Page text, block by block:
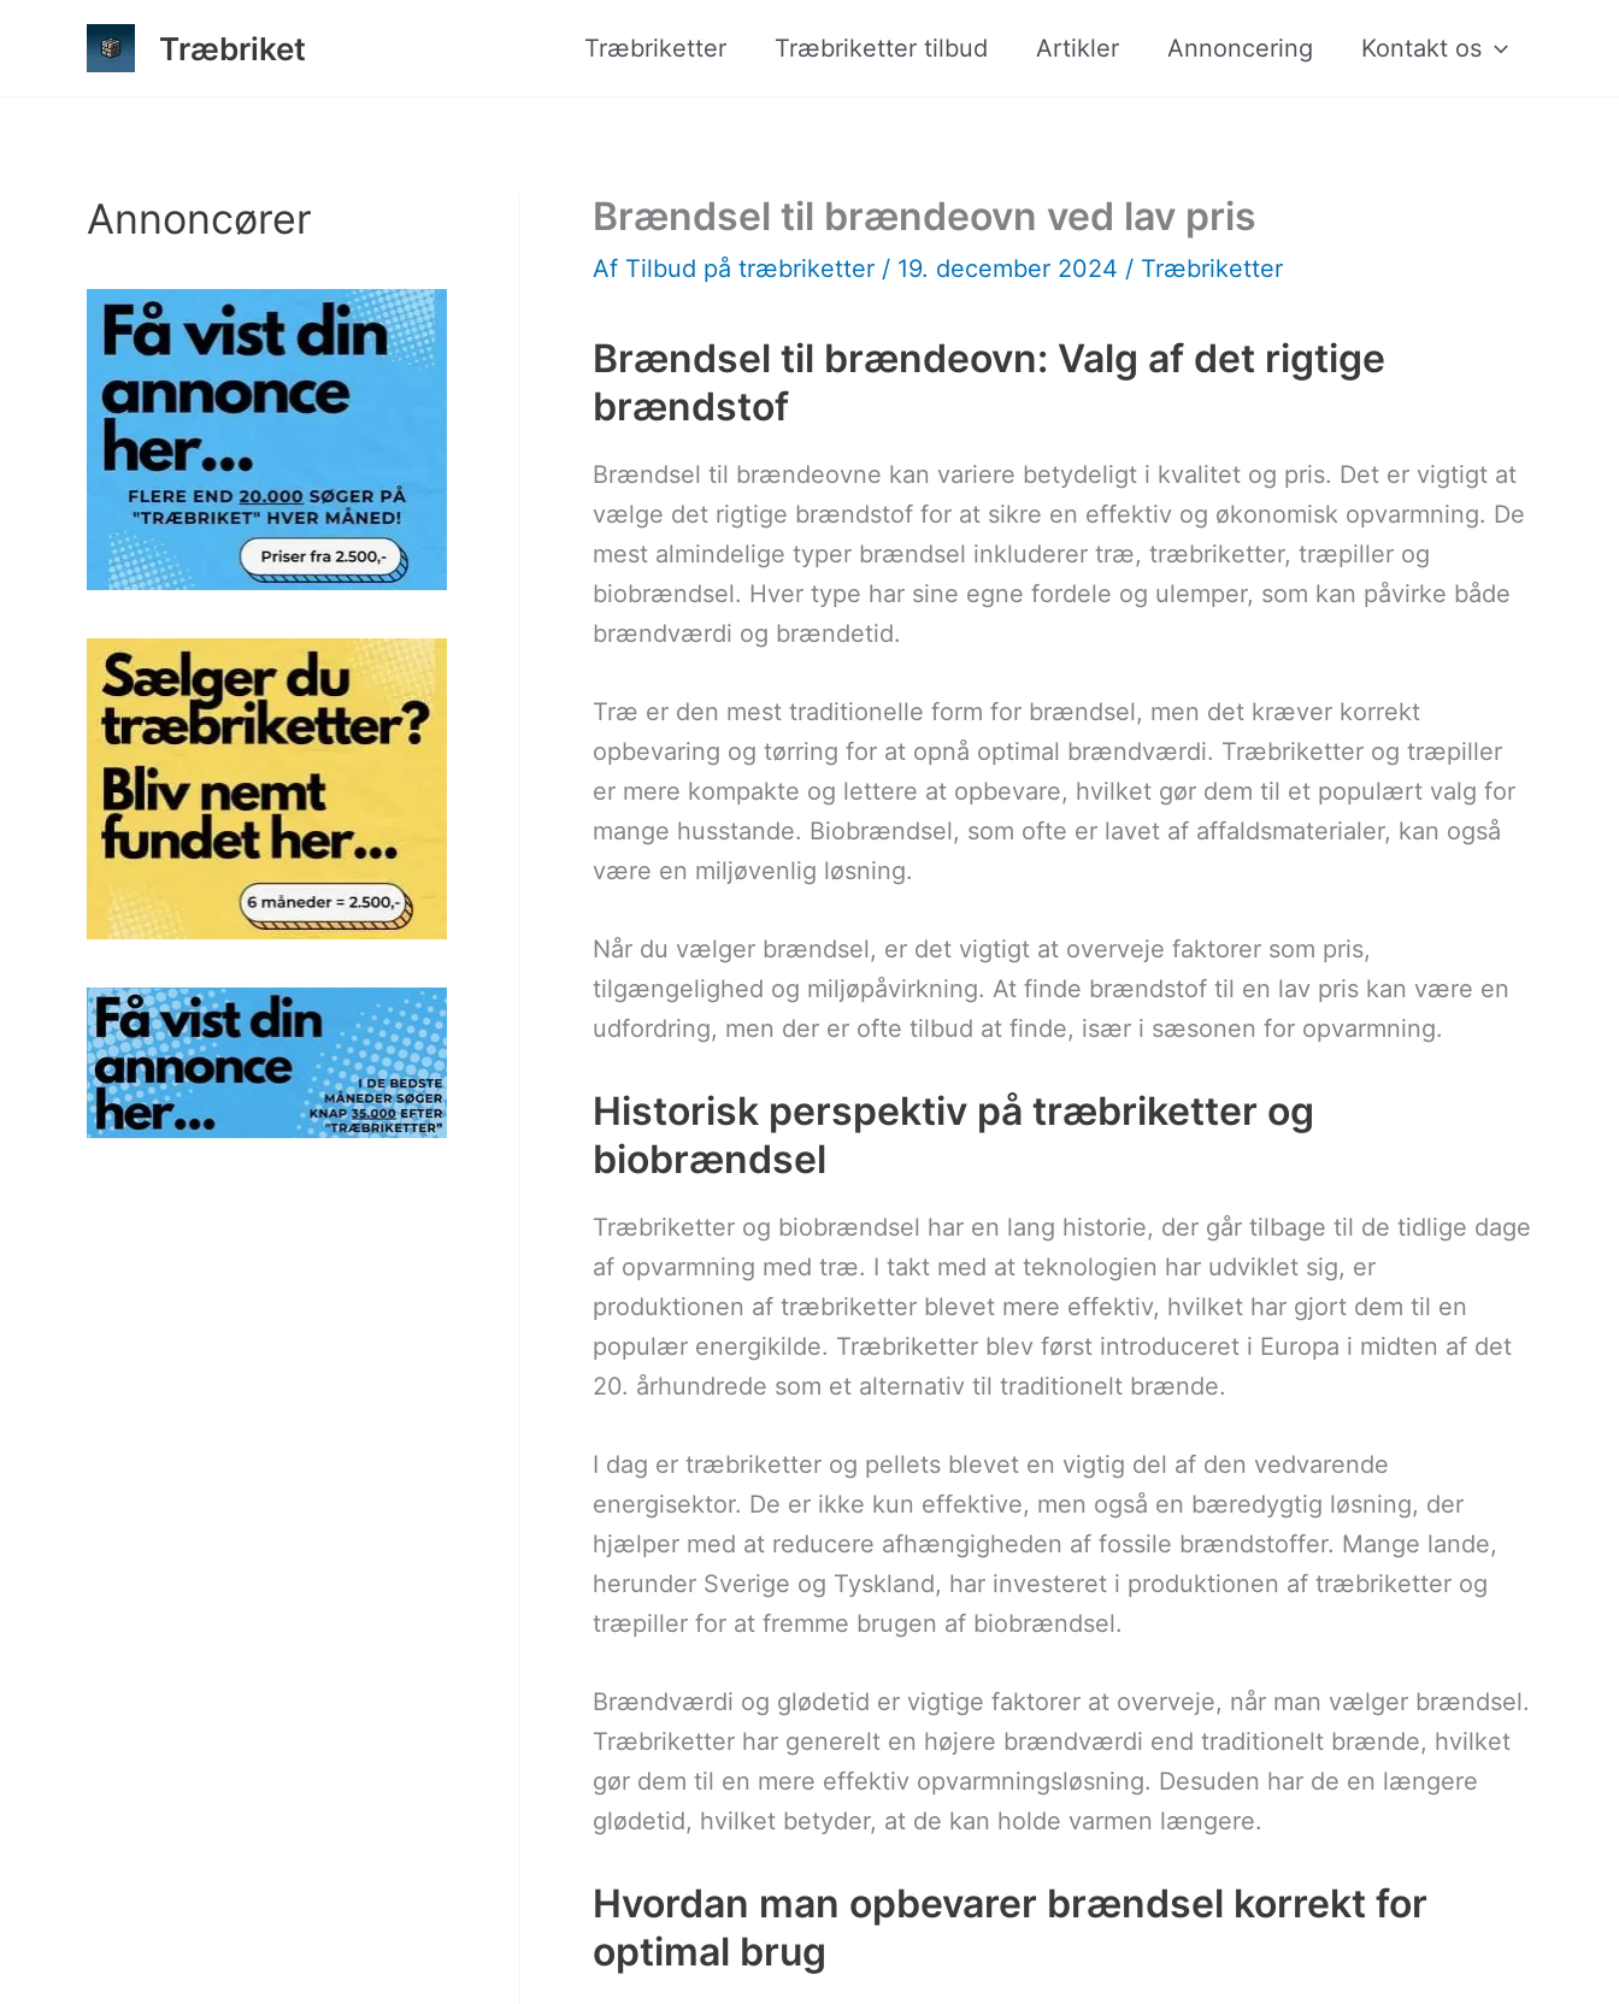
Træbriket Træbriketter Træbriketter tilbud Artikler Annoncering Kontakt os
Annoncører Brændsel til brændeovn ved lav pris
Af Tilbud på træbriketter / 19. december 2024 / Træbriketter
Brændsel til brændeovn: Valg af det rigtige
brændstof
Brændsel til brændeovne kan variere betydeligt i kvalitet og pris. Det er vigtigt at
vælge det rigtige brændstof for at sikre en effektiv og økonomisk opvarmning. De
mest almindelige typer brændsel inkluderer træ, træbriketter, træpiller og
biobrændsel. Hver type har sine egne fordele og ulemper, som kan påvirke både
brændværdi og brændetid.
Træ er den mest traditionelle form for brændsel, men det kræver korrekt
opbevaring og tørring for at opnå optimal brændværdi. Træbriketter og træpiller
er mere kompakte og lettere at opbevare, hvilket gør dem til et populært valg for
mange husstande. Biobrændsel, som ofte er lavet af affaldsmaterialer, kan også
være en miljøvenlig løsning.
Når du vælger brændsel, er det vigtigt at overveje faktorer som pris,
tilgængelighed og miljøpåvirkning. At finde brændstof til en lav pris kan være en
udfordring, men der er ofte tilbud at finde, især i sæsonen for opvarmning.
Historisk perspektiv på træbriketter og
biobrændsel
Træbriketter og biobrændsel har en lang historie, der går tilbage til de tidlige dage
af opvarmning med træ. I takt med at teknologien har udviklet sig, er
produktionen af træbriketter blevet mere effektiv, hvilket har gjort dem til en
populær energikilde. Træbriketter blev først introduceret i Europa i midten af det
20. århundrede som et alternativ til traditionelt brænde.
I dag er træbriketter og pellets blevet en vigtig del af den vedvarende
energisektor. De er ikke kun effektive, men også en bæredygtig løsning, der
hjælper med at reducere afhængigheden af fossile brændstoffer. Mange lande,
herunder Sverige og Tyskland, har investeret i produktionen af træbriketter og
træpiller for at fremme brugen af biobrændsel.
Brændværdi og glødetid er vigtige faktorer at overveje, når man vælger brændsel.
Træbriketter har generelt en højere brændværdi end traditionelt brænde, hvilket
gør dem til en mere effektiv opvarmningsløsning. Desuden har de en længere
glødetid, hvilket betyder, at de kan holde varmen længere.
Hvordan man opbevarer brændsel korrekt for
optimal brug